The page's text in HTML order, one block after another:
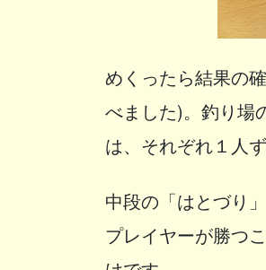
めくったら結果の
べました)。釣り場
は、それぞれ１人
中段の「はとづり
プレイヤーが勝つ